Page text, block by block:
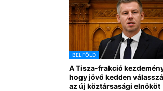
BELFÖLD
A Tisza-frakció
hogy jövő kedden
az új köztársasági elnököt